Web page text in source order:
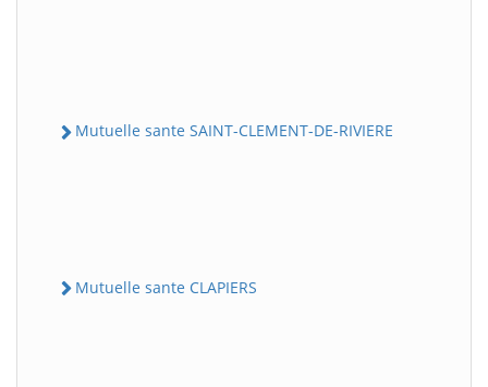
Mutuelle sante SAINT-CLEMENT-DE-RIVIERE
Mutuelle sante CLAPIERS